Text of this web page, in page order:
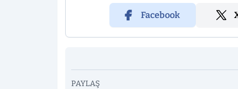
Facebook
PAYLAŞ